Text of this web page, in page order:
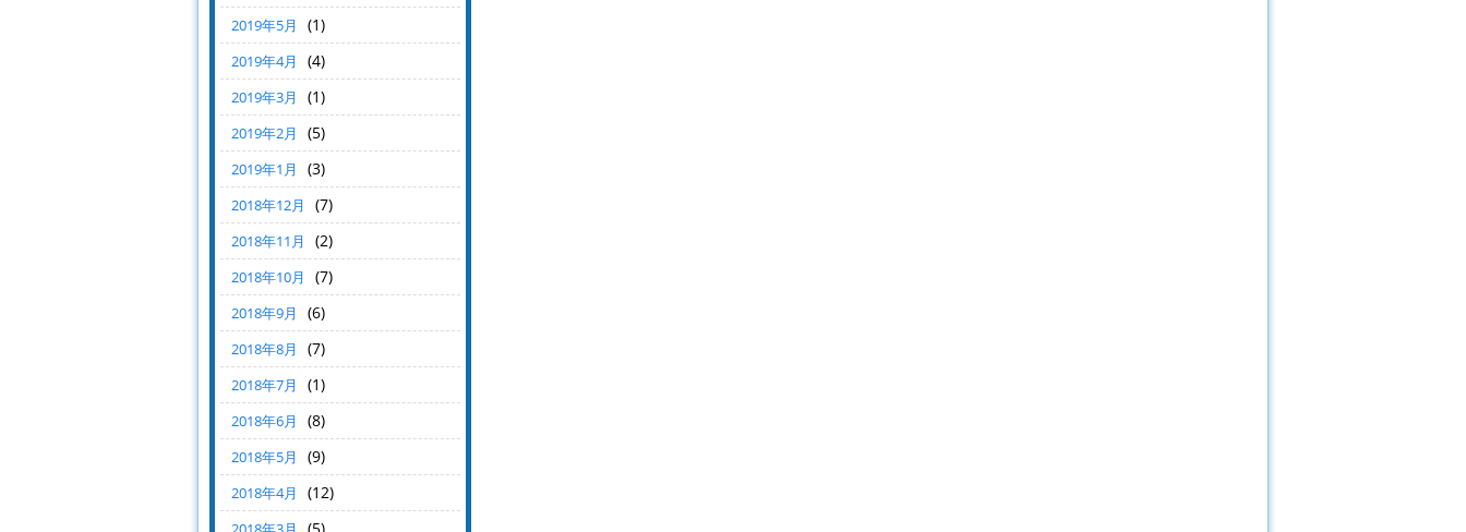
2019年5月 (1)
2019年4月 (4)
2019年3月 (1)
2019年2月 (5)
2019年1月 (3)
2018年12月 (7)
2018年11月 (2)
2018年10月 (7)
2018年9月 (6)
2018年8月 (7)
2018年7月 (1)
2018年6月 (8)
2018年5月 (9)
2018年4月 (12)